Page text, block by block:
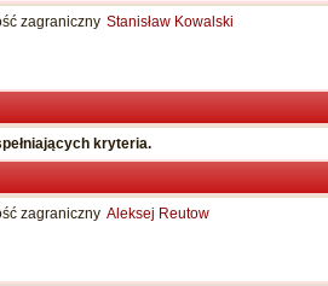
zagraniczny Stanisław Kowalski
kryteria.
zagraniczny Aleksej Reutow